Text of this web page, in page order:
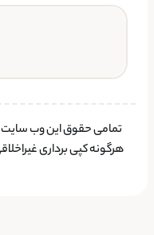
تمامی حقوق این وب سایت
هرگونه کپی برداری